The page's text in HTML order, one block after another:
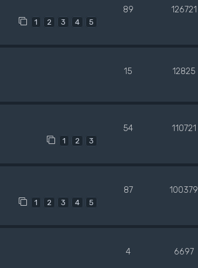
1 2 3 4 5
89 126721
15 12825
1 2 3
54 110721
1 2 3 4 5
87 100379
4 6697